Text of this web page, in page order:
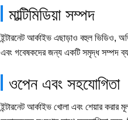
মাল্টিমিডিয়া সম্পদ
ইন্টারনেট আর্কাইভ এছাড়াও বহুল ভিডিও,
এবং গবেষকদের জন্য একটি সমৃদ্ধ সম্পদ
ওপেন এবং সহযোগিতা
ইন্টারনেট আর্কাইভ খোলা এবং শেয়ার করার